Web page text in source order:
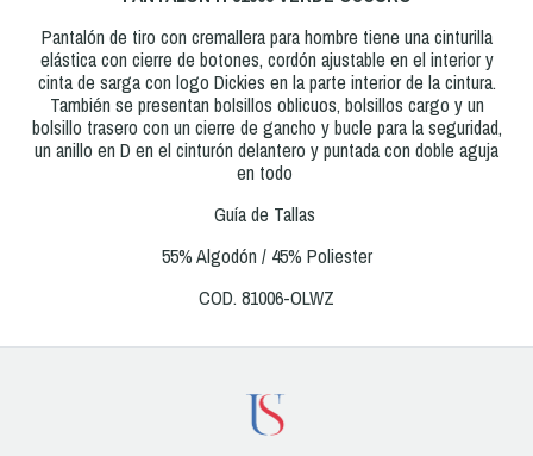
Pantalón de tiro con cremallera para hombre tiene una cinturilla
elástica con cierre de botones, cordón ajustable en el interior y
cinta de sarga con logo Dickies en la parte interior de la cintura.
También se presentan bolsillos oblicuos, bolsillos cargo y un
bolsillo trasero con un cierre de gancho y bucle para la seguridad,
un anillo en D en el cinturón delantero y puntada con doble aguja
en todo
Guía de Tallas
55% Algodón / 45% Poliester
COD. 81006-OLWZ